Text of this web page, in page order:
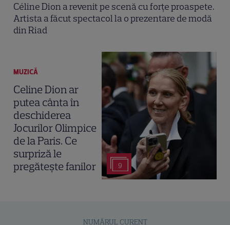
Céline Dion a revenit pe scenă cu forțe proaspete.
Artista a făcut spectacol la o prezentare de modă
din Riad
9
MUZICĂ
Celine Dion ar
putea cânta în
deschiderea
Jocurilor Olimpice
de la Paris. Ce
surpriză le
pregătește fanilor
NUMĂRUL CURENT